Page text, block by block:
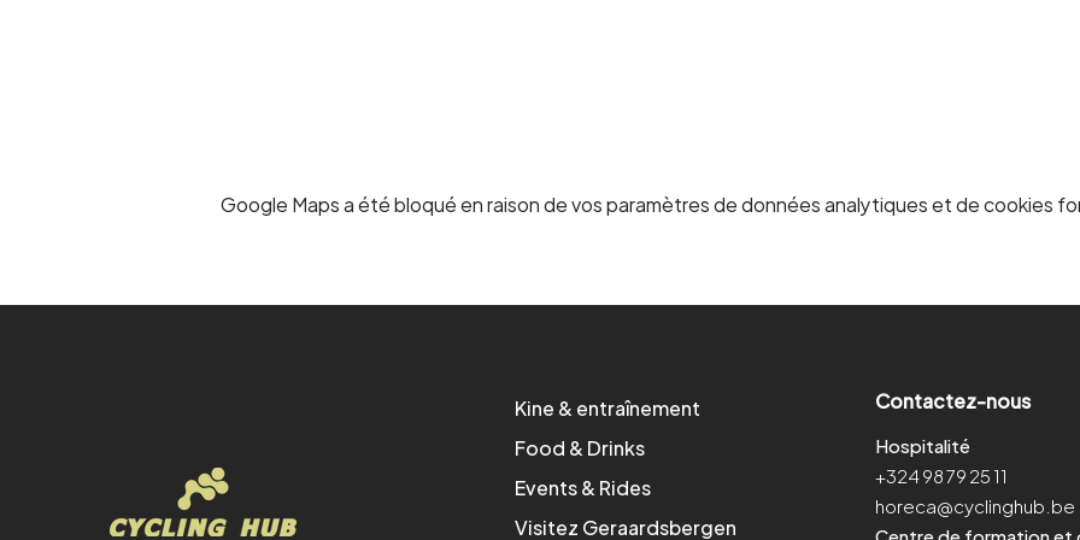
Google Maps a été bloqué en raison de vos paramètres de données analytiques et de cookies
Kine & entraînement
Food & Drinks
Events & Rides
Visitez Geraardsbergen
Contactez-nous
Hospitalité
+324 98 79 25 11
horeca@cyclinghub.be